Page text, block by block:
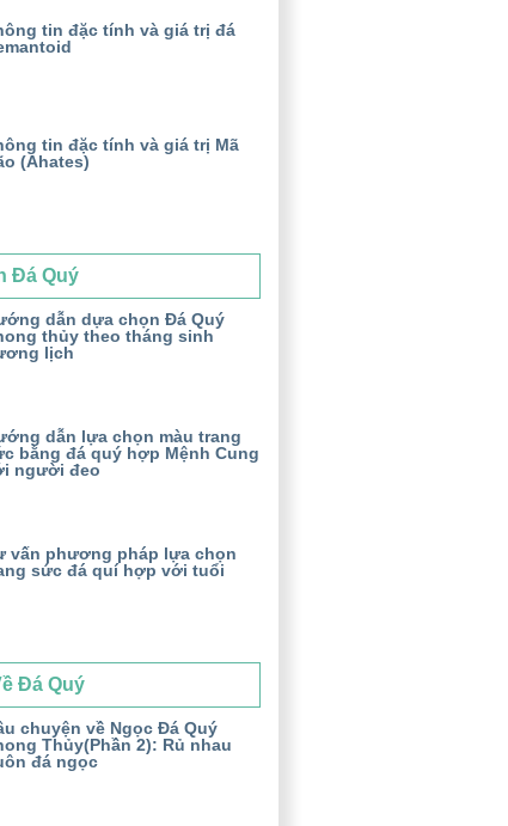
tin đặc tính và giá trị đá
tin đặc tính và giá trị Mã
(Ahates)
Đá Quý
dẫn dựa chọn Đá Quý
thủy theo tháng sinh
lịch
dẫn lựa chọn màu trang
bằng đá quý hợp Mệnh Cung
người đeo
vấn phương pháp lựa chọn
sức đá quí hợp với tuổi
Đá Quý
chuyện về Ngọc Đá Quý
Thủy(Phần 2): Rủ nhau
đá ngọc